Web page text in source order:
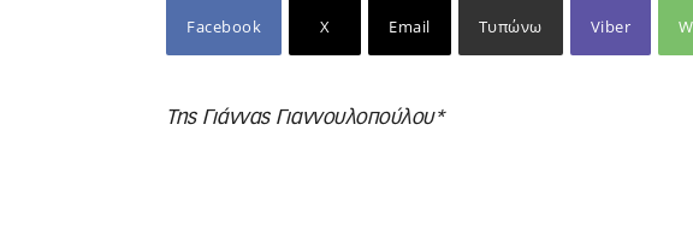
Facebook X Email Τυπώνω Viber
Της Γιάννας Γιαννουλοπούλου*